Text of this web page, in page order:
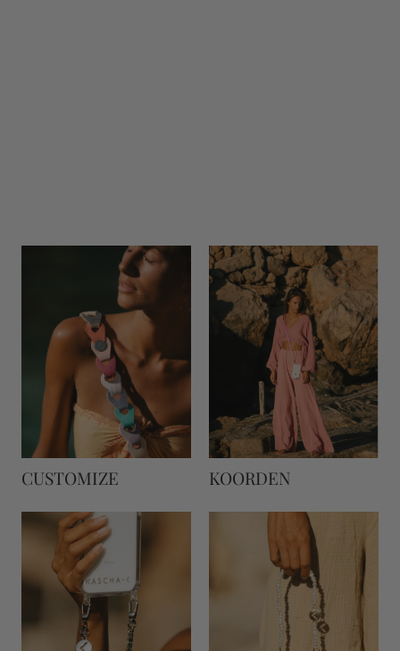
CUSTOMIZE KOORDEN